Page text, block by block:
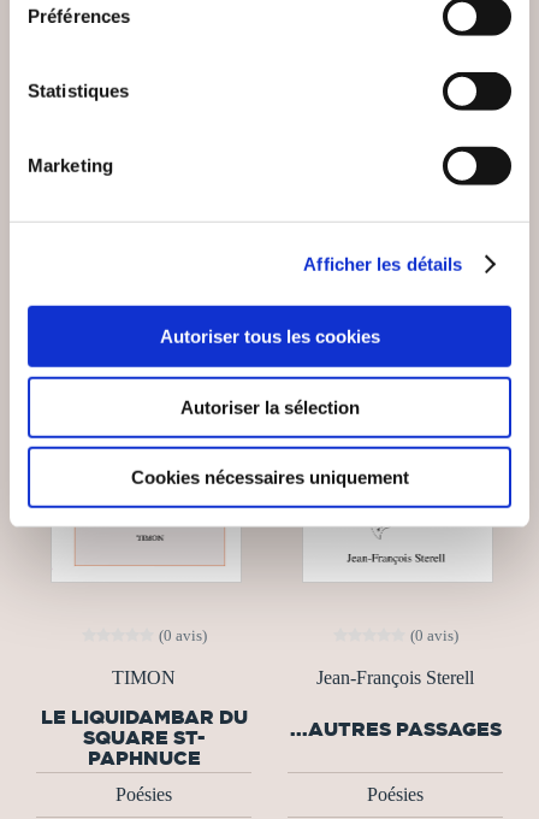
Préférences
Statistiques
Marketing
Afficher les détails
Autoriser tous les cookies
Autoriser la sélection
Cookies nécessaires uniquement
COEUR TOME 2
MIKAËL REMOND
(0 avis)
TIMON
LE LIQUIDAMBAR DU
SQUARE ST-
PAPHNUCE
Poésies
(0 avis)
Jean-François Sterell
...AUTRES PASSAGES
Poésies